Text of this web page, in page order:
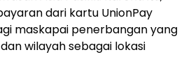
dari kartu UnionPay
maskapai penerbangan yang
wilayah sebagai lokasi